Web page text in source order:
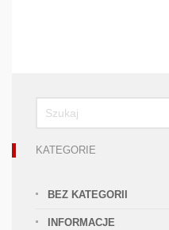
KATEGORIE
BEZ KATEGORII
INFORMACJE